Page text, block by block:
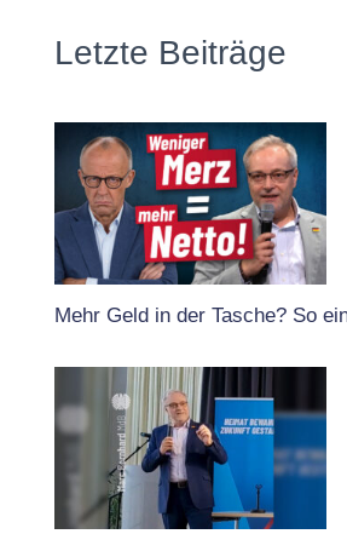
Letzte Beiträge
Mehr Geld in der Tasche? So